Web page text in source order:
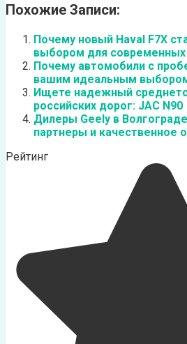
Похожие Записи:
Почему новый Haval F7X
выбором для современных
Почему автомобили с
вашим идеальным
Ищете надежный
российских дорог: JAC N90
Дилеры Geely в
партнеры и качественное
Рейтинг